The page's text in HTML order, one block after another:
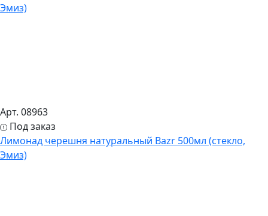
Арт. 08963
Под заказ
Лимонад черешня натуральный Bazr 500мл (стекло,
Эмиз)